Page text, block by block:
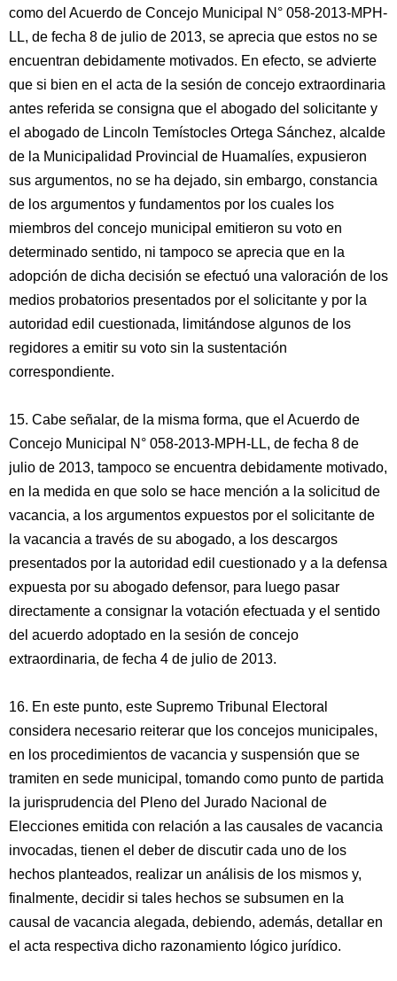
como del Acuerdo de Concejo Municipal N° 058-2013-MPH-
LL, de fecha 8 de julio de 2013, se aprecia que estos no se
encuentran debidamente motivados. En efecto, se advierte
que si bien en el acta de la sesión de concejo extraordinaria
antes referida se consigna que el abogado del solicitante y
el abogado de Lincoln Temístocles Ortega Sánchez, alcalde
de la Municipalidad Provincial de Huamalíes, expusieron
sus argumentos, no se ha dejado, sin embargo, constancia
de los argumentos y fundamentos por los cuales los
miembros del concejo municipal emitieron su voto en
determinado sentido, ni tampoco se aprecia que en la
adopción de dicha decisión se efectuó una valoración de los
medios probatorios presentados por el solicitante y por la
autoridad edil cuestionada, limitándose algunos de los
regidores a emitir su voto sin la sustentación
correspondiente.
15. Cabe señalar, de la misma forma, que el Acuerdo de
Concejo Municipal N° 058-2013-MPH-LL, de fecha 8 de
julio de 2013, tampoco se encuentra debidamente motivado,
en la medida en que solo se hace mención a la solicitud de
vacancia, a los argumentos expuestos por el solicitante de
la vacancia a través de su abogado, a los descargos
presentados por la autoridad edil cuestionado y a la defensa
expuesta por su abogado defensor, para luego pasar
directamente a consignar la votación efectuada y el sentido
del acuerdo adoptado en la sesión de concejo
extraordinaria, de fecha 4 de julio de 2013.
16. En este punto, este Supremo Tribunal Electoral
considera necesario reiterar que los concejos municipales,
en los procedimientos de vacancia y suspensión que se
tramiten en sede municipal, tomando como punto de partida
la jurisprudencia del Pleno del Jurado Nacional de
Elecciones emitida con relación a las causales de vacancia
invocadas, tienen el deber de discutir cada uno de los
hechos planteados, realizar un análisis de los mismos y,
finalmente, decidir si tales hechos se subsumen en la
causal de vacancia alegada, debiendo, además, detallar en
el acta respectiva dicho razonamiento lógico jurídico.